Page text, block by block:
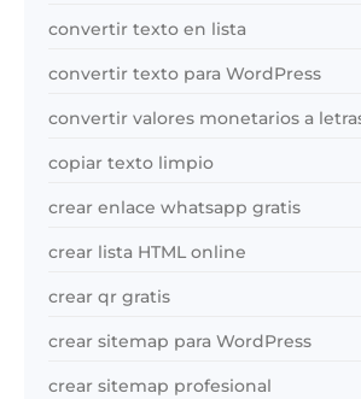
convertir texto en lista
convertir texto para WordPress
convertir valores monetarios a
copiar texto limpio
crear enlace whatsapp gratis
crear lista HTML online
crear qr gratis
crear sitemap para WordPress
crear sitemap profesional